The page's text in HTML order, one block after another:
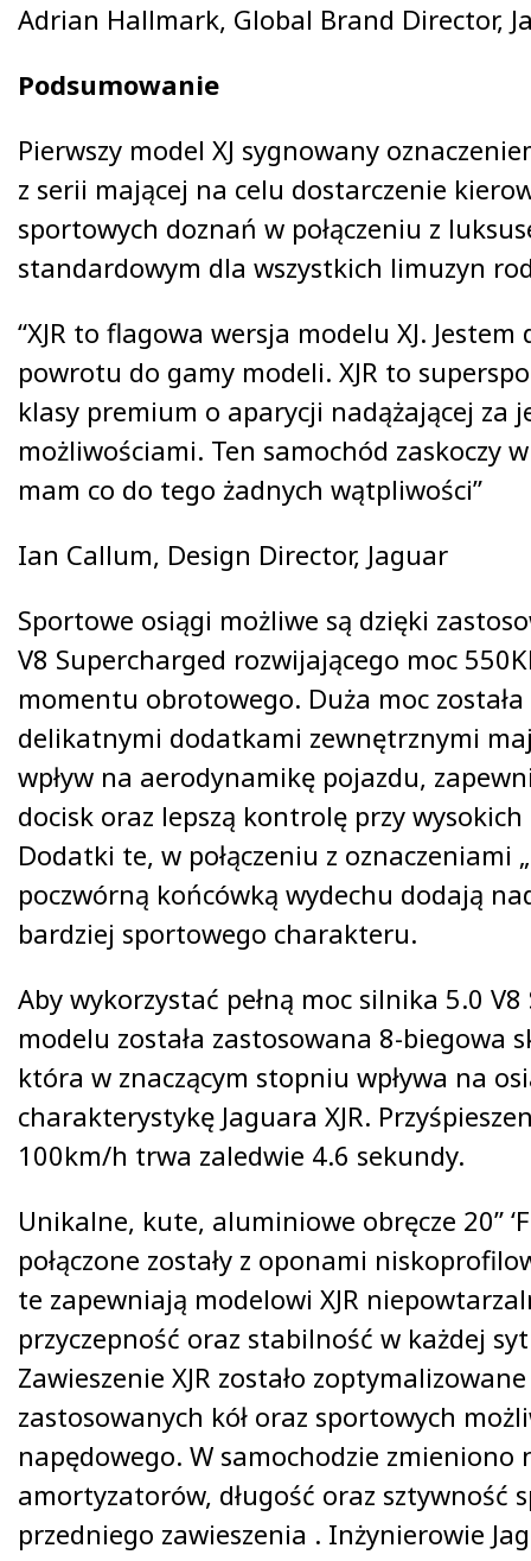
Adrian Hallmark, Global Brand Director,
Podsumowanie
Pierwszy model XJ sygnowany
z serii mającej na celu dostarczenie
sportowych doznań w połączeniu z
standardowym dla wszystkich limuzyn
“XJR to flagowa wersja modelu XJ.
powrotu do gamy modeli. XJR to
klasy premium o aparycji nadążającej za
możliwościami. Ten samochód zaskoczy
mam co do tego żadnych wątpliwości”
Ian Callum, Design Director, Jaguar
Sportowe osiągi możliwe są dzięki
V8 Supercharged rozwijającego moc
momentu obrotowego. Duża moc została
delikatnymi dodatkami zewnętrznymi
wpływ na aerodynamikę pojazdu,
docisk oraz lepszą kontrolę przy
Dodatki te, w połączeniu z oznaczeniami
poczwórną końcówką wydechu dodają
bardziej sportowego charakteru.
Aby wykorzystać pełną moc silnika 5.0
modelu została zastosowana 8-biegowa
która w znaczącym stopniu wpływa na
charakterystykę Jaguara XJR.
100km/h trwa zaledwie 4.6 sekundy.
Unikalne, kute, aluminiowe obręcze 20”
połączone zostały z oponami
te zapewniają modelowi XJR
przyczepność oraz stabilność w każdej
Zawieszenie XJR zostało
zastosowanych kół oraz sportowych
napędowego. W samochodzie zmieniono
amortyzatorów, długość oraz sztywność
przedniego zawieszenia . Inżynierowie